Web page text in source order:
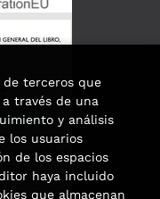
terceros que
través de una
y análisis
los usuarios
de los espacios
haya incluido
que almacenan